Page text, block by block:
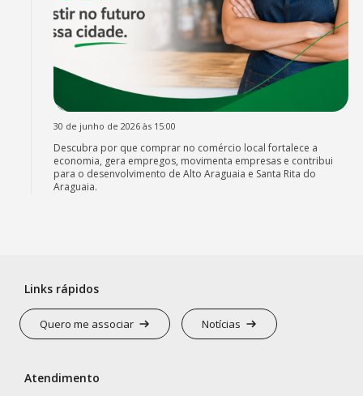
30 de junho de 2026 às 15:00
Descubra por que comprar no comércio local fortalece a
economia, gera empregos, movimenta empresas e contribui
para o desenvolvimento de Alto Araguaia e Santa Rita do
Araguaia.
Links rápidos
Quero me associar Notícias
Atendimento